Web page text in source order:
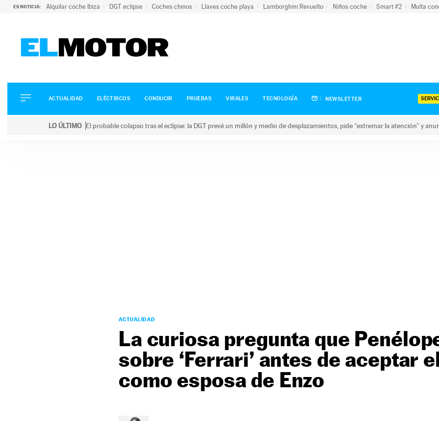
ES NOTICIA: Alquilar coche Ibiza DGT eclipse Coches chinos Llaves coche playa Lamborghini Revuelto Niños coche Smart #2 Multa
ELÉCTRICOS
CONDUCIR
ACTUALIDAD ELÉCTRICOS CONDUCIR PRUEBAS VIRALES TECNOLOGÍA NEWSLETTER
LO ÚLTIMO El probable colapso tras el eclipse: la DGT prevé un millón y medio de desplazamientos, pide “extremar la atención” y
ACTUALIDAD
La curiosa pregunta que
sobre ‘Ferrari’ antes de aceptar
como esposa de Enzo